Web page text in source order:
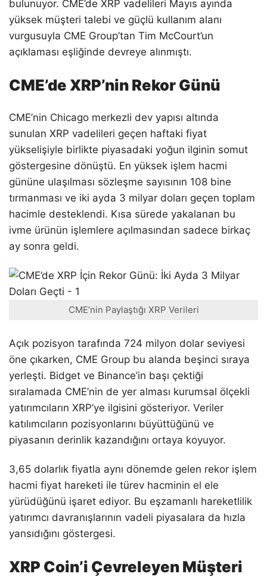
bulunuyor. CME’de XRP vadelileri Mayıs ayında
yüksek müşteri talebi ve güçlü kullanım alanı
vurgusuyla CME Group’tan Tim McCourt’un
açıklaması eşliğinde devreye alınmıştı.
CME’de XRP’nin Rekor Günü
CME’nin Chicago merkezli dev yapısı altında
sunulan XRP vadelileri geçen haftaki fiyat
yükselişiyle birlikte piyasadaki yoğun ilginin somut
göstergesine dönüştü. En yüksek işlem hacmi
gününe ulaşılması sözleşme sayısının 108 bine
tırmanması ve iki ayda 3 milyar doları geçen toplam
hacimle desteklendi. Kısa sürede yakalanan bu
ivme ürünün işlemlere açılmasından sadece birkaç
ay sonra geldi.
CME’nin Paylaştığı XRP Verileri
Açık pozisyon tarafında 724 milyon dolar seviyesi
öne çıkarken, CME Group bu alanda beşinci sıraya
yerleşti. Bidget ve Binance’in başı çektiği
sıralamada CME’nin de yer alması kurumsal ölçekli
yatırımcıların XRP’ye ilgisini gösteriyor. Veriler
katılımcıların pozisyonlarını büyüttüğünü ve
piyasanın derinlik kazandığını ortaya koyuyor.
3,65 dolarlık fiyatla aynı dönemde gelen rekor işlem
hacmi fiyat hareketi ile türev hacminin el ele
yürüdüğünü işaret ediyor. Bu eşzamanlı hareketlilik
yatırımcı davranışlarının vadeli piyasalara da hızla
yansıdığını göstergesi.
XRP Coin’i Çevreleyen Müşteri